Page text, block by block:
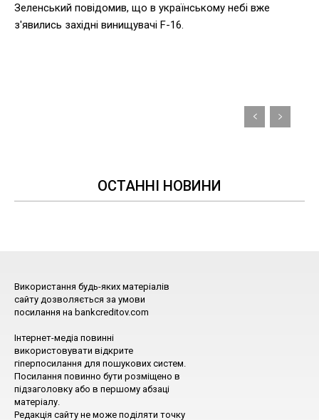
Зеленський повідомив, що в українському небі вже
з'явились західні винищувачі F-16.
ОСТАННІ НОВИНИ
Використання будь-яких матеріалів
сайту дозволяється за умови
посилання на bankcreditov.com
Інтернет-медіа повинні
використовувати відкрите
гіперпосилання для пошукових систем.
Посилання повинно бути розміщено в
підзаголовку або в першому абзаці
матеріалу.
Редакція сайту не може поділяти точку